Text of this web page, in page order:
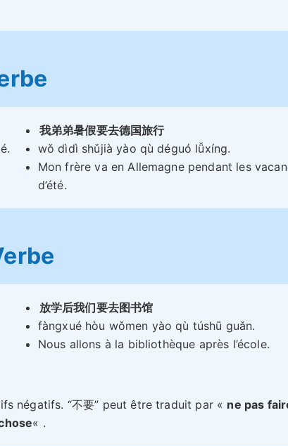
我弟弟暑假要去德国旅行
wǒ dìdì shǔjià yào qù déguó lǚxíng.
Mon frère va en Allemagne pendant les
d’été.
放学后我们要去图书馆
fàngxué hòu wǒmen yào qù túshū guǎn.
Nous allons à la bibliothèque après l’école.
négatifs. “不要” peut être traduit par « ne pas
« .